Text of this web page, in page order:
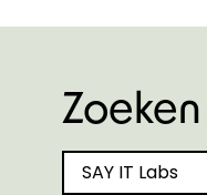
Zoeken naar